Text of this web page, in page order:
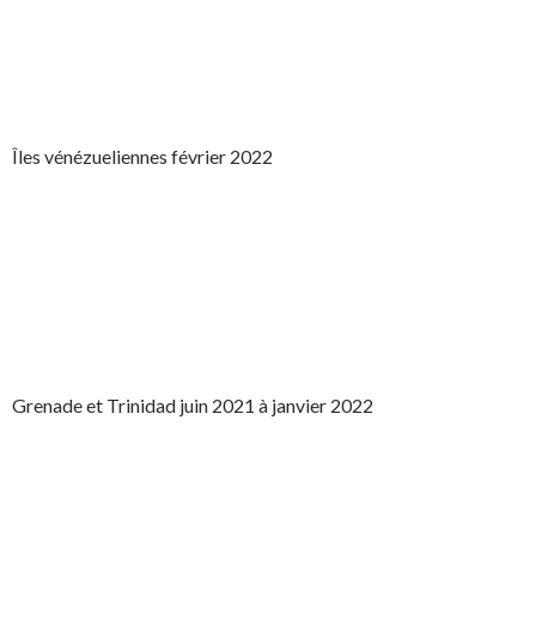
Îles vénézueliennes février 2022
Grenade et Trinidad juin 2021 à janvier 2022